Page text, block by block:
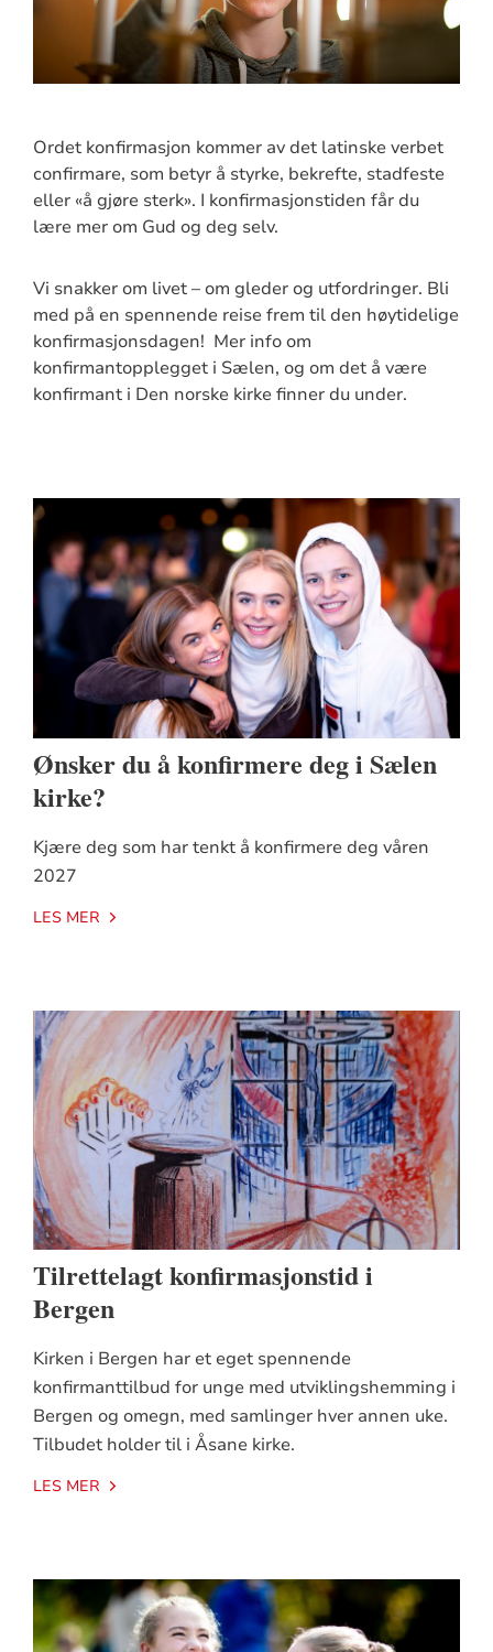
Ordet konfirmasjon kommer av det latinske verbet
confirmare, som betyr å styrke, bekrefte, stadfeste
eller «å gjøre sterk». I konfirmasjonstiden får du
lære mer om Gud og deg selv.
Vi snakker om livet – om gleder og utfordringer. Bli
med på en spennende reise frem til den høytidelige
konfirmasjonsdagen! Mer info om
konfirmantopplegget i Sælen, og om det å være
konfirmant i Den norske kirke finner du under.
Ønsker du å konfirmere deg i Sælen
kirke?
Kjære deg som har tenkt å konfirmere deg våren
2027
LES MER
Tilrettelagt konfirmasjonstid i
Bergen
Kirken i Bergen har et eget spennende
konfirmanttilbud for unge med utviklingshemming i
Bergen og omegn, med samlinger hver annen uke.
Tilbudet holder til i Åsane kirke.
LES MER